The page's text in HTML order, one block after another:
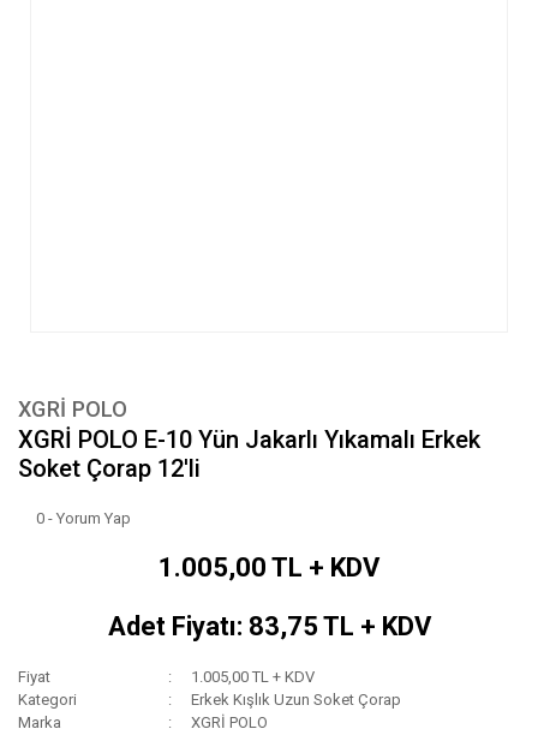
XGRİ POLO
XGRİ POLO E-10 Yün Jakarlı Yıkamalı Erkek
Soket Çorap 12'li
0 - Yorum Yap
1.005,00 TL + KDV
Adet Fiyatı: 83,75 TL + KDV
Fiyat
1.005,00 TL + KDV
Kategori
Erkek Kışlık Uzun Soket Çorap
Marka
XGRİ POLO